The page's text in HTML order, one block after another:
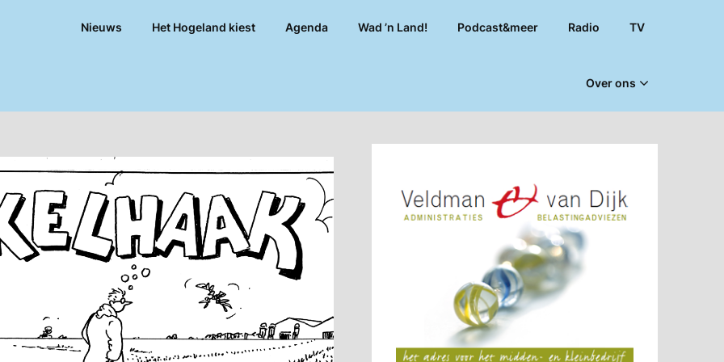
Nieuws Het Hogeland kiest Agenda Wad ’n Land! Podcast&meer Radio TV
Over ons